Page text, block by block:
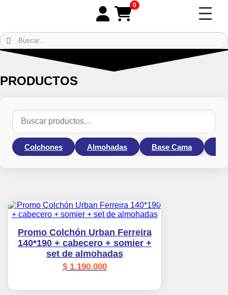
0
PRODUCTOS
Colchones Almohadas Base Cama
Promo Colchón Urban Ferreira
140*190 + cabecero + somier +
set de almohadas
$1.190.000